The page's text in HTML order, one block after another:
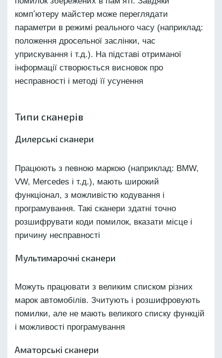
компʼютеру майстер може переглядати
параметри в режимі реального часу (наприклад:
положення дросельної заслінки, час
уприскування і т.д.). На підставі отриманої
інформації створюється висновок про
несправності і методі її усунення
Типи сканерів
Дилерські сканери
Працюють з певною маркою (наприклад: BMW,
VW, Mercedes і т.д.), мають широкий
функціонал, з можливістю кодування і
програмування. Такі сканери здатні точно
розшифрувати коди помилок, вказати місце і
причину несправності
Мультимарочні сканери
Можуть працювати з великим списком різних
марок автомобілів. Зчитують і розшифровують
помилки, але не мають великого списку функцій
і можливості програмування
Аматорські сканери